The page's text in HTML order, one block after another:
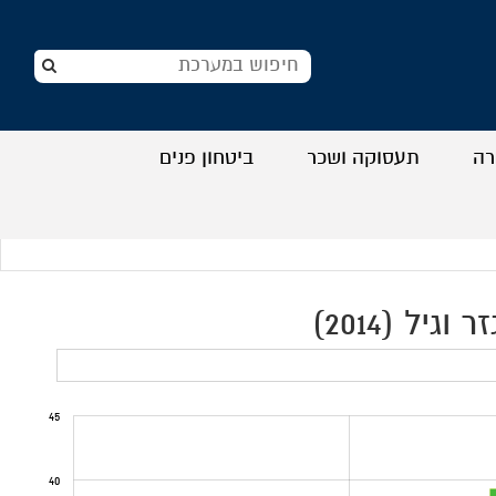
תעסוקה ושכר ביטחון פנים
(2014)
40
45